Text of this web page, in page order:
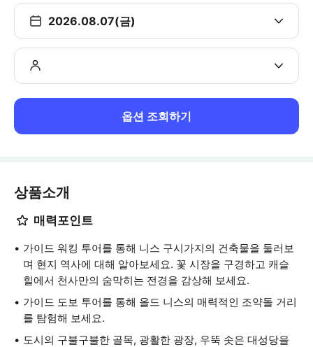
2026.08.07(금)
옵션 조회하기
상품소개
매력포인트
가이드 워킹 투어를 통해 니스 구시가지의 건축물을 둘러보
며 현지 역사에 대해 알아보세요. 꽃 시장을 구경하고 캐슬
힐에서 천사만의 숨막히는 전경을 감상해 보세요.
가이드 도보 투어를 통해 올드 니스의 매력적인 조약돌 거리
를 탐험해 보세요.
도시의 구불구불한 골목, 광활한 광장, 우뚝 솟은 대성당을